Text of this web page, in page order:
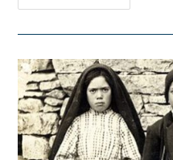
Francisco
De
Seriedade